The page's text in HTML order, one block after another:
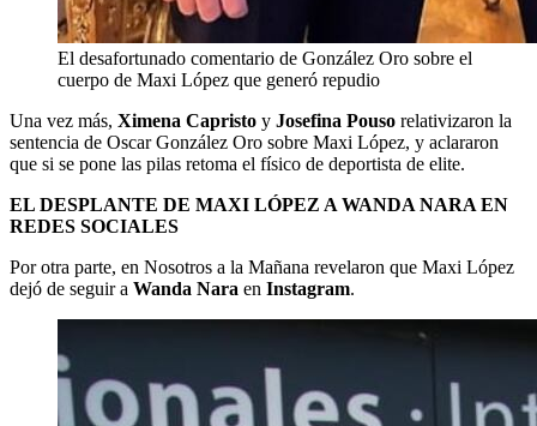
El desafortunado comentario de González Oro sobre el
cuerpo de Maxi López que generó repudio
Una vez más, Ximena Capristo y Josefina Pouso relativizaron la
sentencia de Oscar González Oro sobre Maxi López, y aclararon
que si se pone las pilas retoma el físico de deportista de elite.
EL DESPLANTE DE MAXI LÓPEZ A WANDA NARA EN
REDES SOCIALES
Por otra parte, en Nosotros a la Mañana revelaron que Maxi López
dejó de seguir a Wanda Nara en Instagram.